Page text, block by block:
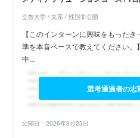
立教大学 / 文系 / 性別非公開
【このインターンに興味をもった
準を本音ベースで教えてください
中...
選考通過者の志
公開日：2026年3月23日